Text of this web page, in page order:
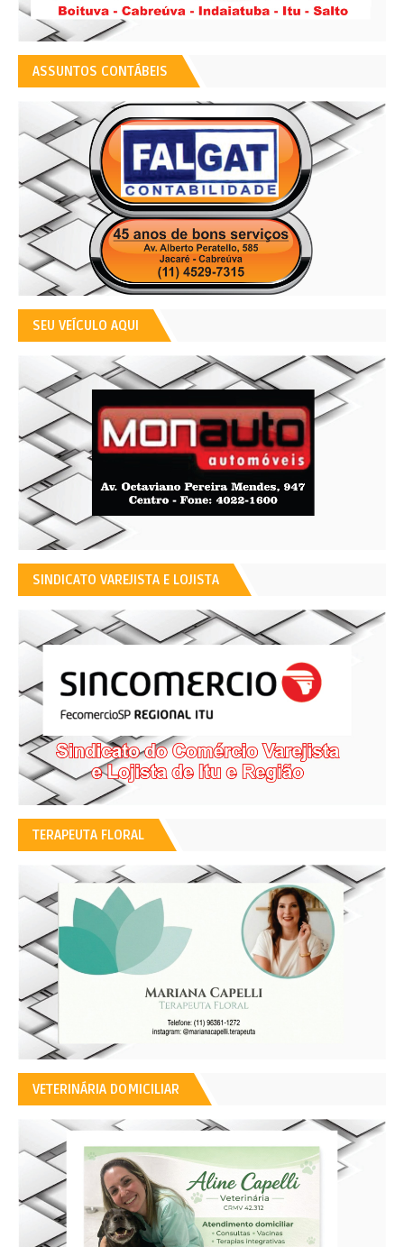
ASSUNTOS CONTÁBEIS
SEU VEÍCULO AQUI
SINDICATO VAREJISTA E LOJISTA
TERAPEUTA FLORAL
VETERINÁRIA DOMICILIAR